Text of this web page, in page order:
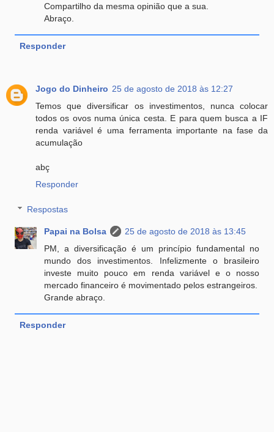
Compartilho da mesma opinião que a sua.
Abraço.
Responder
Jogo do Dinheiro 25 de agosto de 2018 às 12:27
Temos que diversificar os investimentos, nunca colocar
todos os ovos numa única cesta. E para quem busca a IF
renda variável é uma ferramenta importante na fase da
acumulação
abç
Responder
Respostas
Papai na Bolsa
25 de agosto de 2018 às 13:45
PM, a diversificação é um princípio fundamental no
mundo dos investimentos. Infelizmente o brasileiro
investe muito pouco em renda variável e o nosso
mercado financeiro é movimentado pelos estrangeiros.
Grande abraço.
Responder